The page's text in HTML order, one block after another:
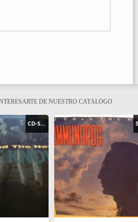
DE NUESTRO CATÁLOGO
CD-SINGLE